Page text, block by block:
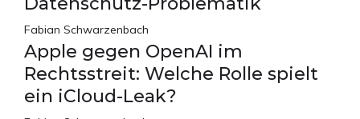
Fabian Schwarzenbach
Apple gegen OpenAI im
Rechtsstreit: Welche Rolle spielt
ein iCloud-Leak?